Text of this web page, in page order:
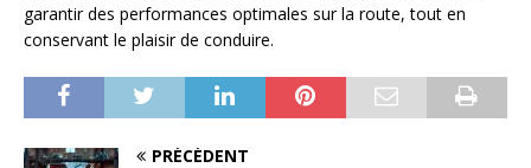
garantir des performances optimales sur la route, tout en
conservant le plaisir de conduire.
PRÉCÉDENT